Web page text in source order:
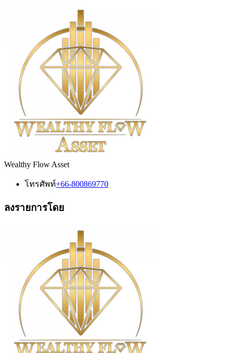
Wealthy Flow Asset
โทรศัพท์+66-800869770
ลงรายการโดย